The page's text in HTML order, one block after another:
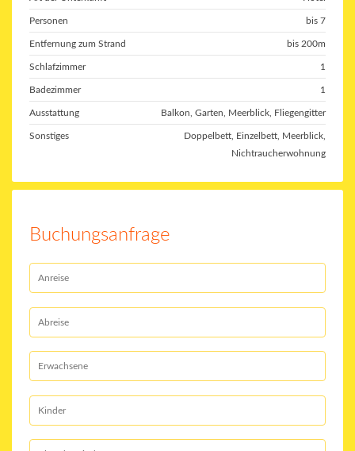
Personen bis 7
Entfernung zum Strand bis 200m
Schlafzimmer 1
Badezimmer 1
Ausstattung Balkon Garten Meerblick Fliegengitter
Sonstiges
Doppelbett, Einzelbett, Meerblick,
Nichtraucherwohnung
Buchungsanfrage